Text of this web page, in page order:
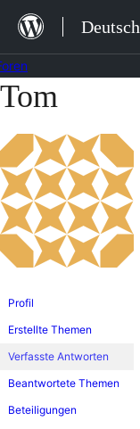
Zum
Inhalt
springen
Deutsch
Zum
springen
Tom
Profil
Erstellte Themen
Verfasste Antworten
Beantwortete Themen
Beteiligungen